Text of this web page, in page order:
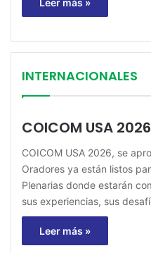
INTERNACIONALES
COICOM USA 2026
COICOM USA 2026, se
Oradores ya están listos
Plenarias donde estarán
sus experiencias, sus
Leer más »